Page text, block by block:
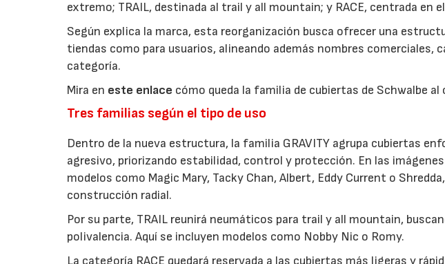
extremo; TRAIL, destinada al trail y all mountain; y RACE, centrada en
Según explica la marca, esta reorganización busca ofrecer una
tiendas como para usuarios, alineando además nombres comerciales,
categoría.
Mira en este enlace cómo queda la familia de cubiertas de Schwalbe al
Tres familias según el tipo de uso
Dentro de la nueva estructura, la familia GRAVITY agrupa cubiertas
agresivo, priorizando estabilidad, control y protección. En las
modelos como Magic Mary, Tacky Chan, Albert, Eddy Current o
construcción radial.
Por su parte, TRAIL reunirá neumáticos para trail y all mountain,
polivalencia. Aquí se incluyen modelos como Nobby Nic o Romy.
La categoría RACE quedará reservada a las cubiertas más ligeras y